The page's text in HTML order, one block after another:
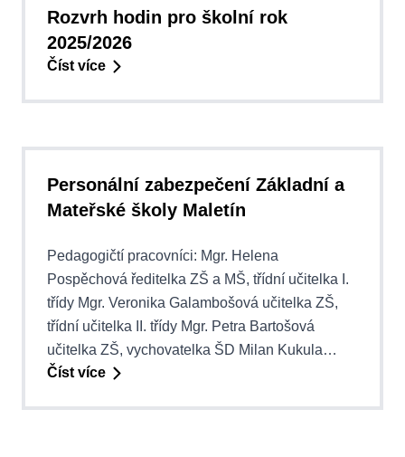
Rozvrh hodin pro školní rok
2025/2026
Číst více
Personální zabezpečení Základní a
Mateřské školy Maletín
Pedagogičtí pracovníci: Mgr. Helena
Pospěchová ředitelka ZŠ a MŠ, třídní učitelka I.
třídy Mgr. Veronika Galambošová učitelka ZŠ,
třídní učitelka II. třídy Mgr. Petra Bartošová
učitelka ZŠ, vychovatelka ŠD Milan Kukula…
Číst více